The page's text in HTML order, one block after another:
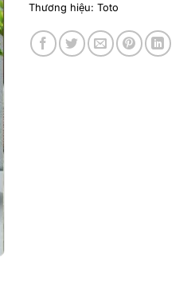
Thương hiệu: Toto